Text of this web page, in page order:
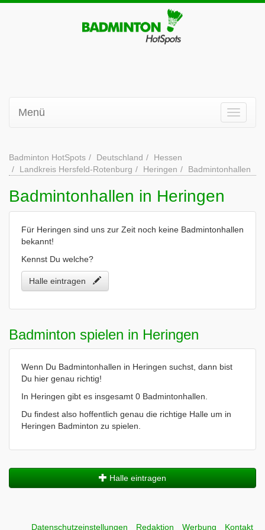
Menü
Badminton HotSpots Deutschland
Hessen
Landkreis Hersfeld-Rotenburg
Heringen Badmintonhallen
Badmintonhallen in Heringen
Für Heringen sind uns zur Zeit noch keine Badmintonhallen
bekannt!
Kennst Du welche?
Halle eintragen
Badminton spielen in Heringen
Wenn Du Badmintonhallen in Heringen suchst, dann bist
Du hier genau richtig!
In Heringen gibt es insgesamt 0 Badmintonhallen.
Du findest also hoffentlich genau die richtige Halle um in
Heringen Badminton zu spielen.
Halle eintragen
Datenschutzeinstellungen Redaktion Werbung Kontakt